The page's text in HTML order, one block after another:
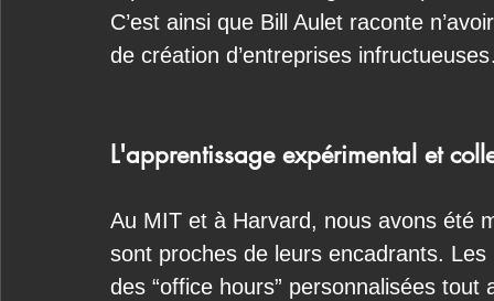
C’est ainsi que Bill Aulet raconte
de création d’entreprises
L'apprentissage expérimental et
Au MIT et à Harvard, nous avons été
sont proches de leurs encadrants.
des “office hours” personnalisées